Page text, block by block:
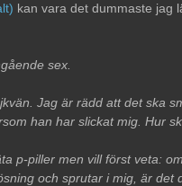
kan vara det dummaste jag
sex.
Jag är rädd att det ska
han har slickat mig. Hur
p-piller men vill först veta:
och sprutar i mig, är det